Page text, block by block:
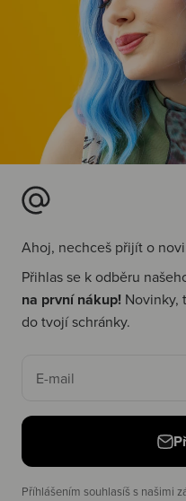
Ahoj, nechceš přijít o
Přihlas se k odběru
na první nákup! Novinky,
do tvojí schránky.
E-mail
Příhlášením souhlasíš s našimi